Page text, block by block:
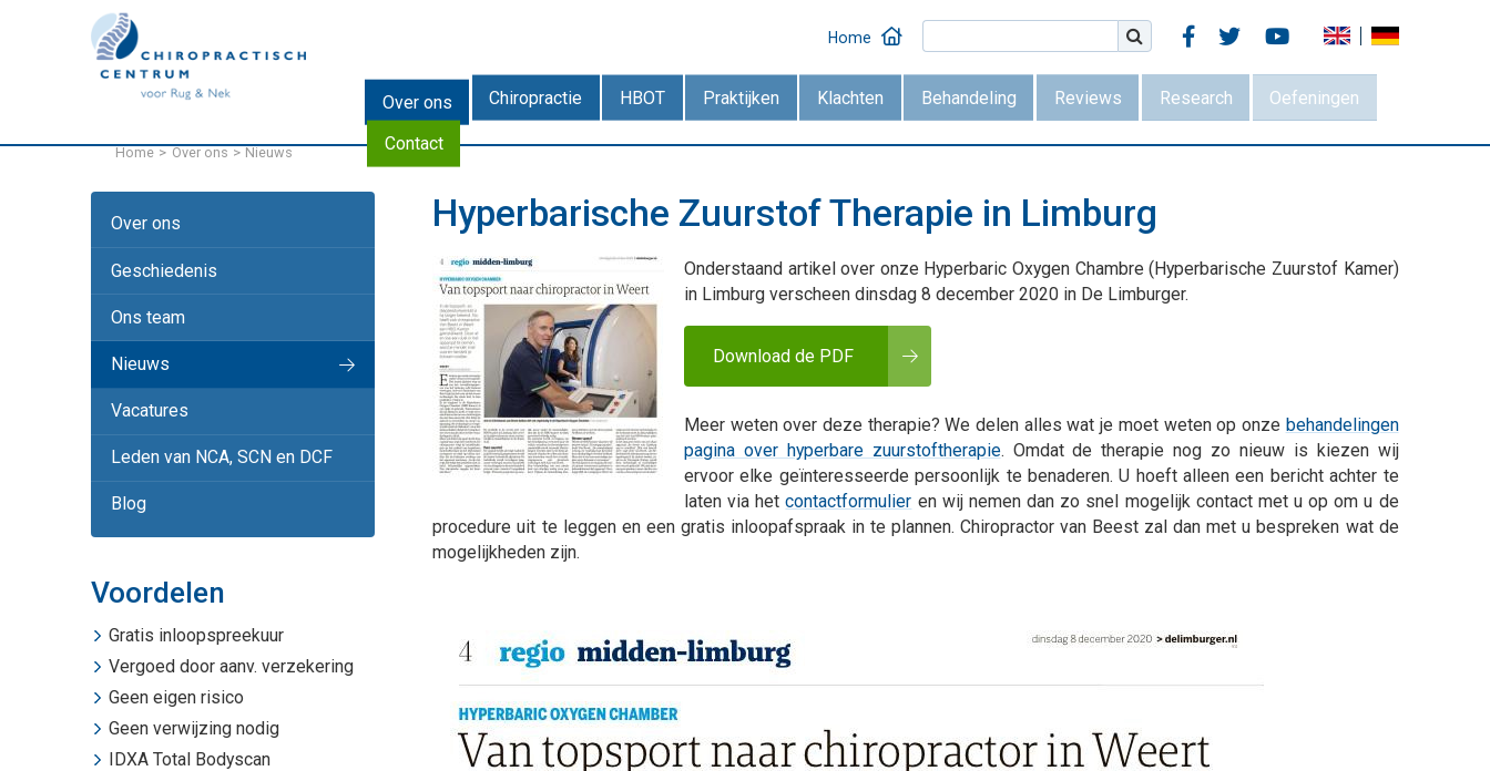
Home   
Over ons Chiropractie HBOT Praktijken Klachten Behandeling Reviews Research Oefeningen
Contact
Home Over ons Nieuws
Over ons
Geschiedenis
Ons team
Nieuws
Vacatures
Leden van NCA, SCN en DCF
Blog
Voordelen
Gratis inloopspreekuur
Vergoed door aanv. verzekering
Geen eigen risico
Geen verwijzing nodig
IDXA Total Bodyscan
Hyperbarische Zuurstof Therapie in Limburg
Onderstaand artikel over onze Hyperbaric Oxygen Chambre (Hyperbarische Zuurstof Kamer)
in Limburg verscheen dinsdag 8 december 2020 in De Limburger.
Download de PDF
Meer weten over deze therapie? We delen alles wat je moet weten op onze behandelingen
pagina over hyperbare zuurstoftherapie. Omdat de therapie nog zo nieuw is kiezen wij
ervoor elke geïnteresseerde persoonlijk te benaderen. U hoeft alleen een bericht achter te
laten via hetcontactformulier en wij nemen dan zo snel mogelijk contact met u op om u de
procedure uit te leggen en een gratis inloopafspraak in te plannen. Chiropractor van Beest zal dan met u bespreken wat de
mogelijkheden zijn.